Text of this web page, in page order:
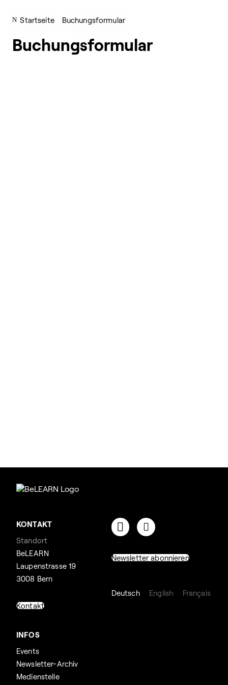
Startseite Buchungsformular
Buchungsformular
KONTAKT
Standort
BeLEARN
Laupenstrasse 19
3008 Bern
Kontakt
INFOS
Events
Newsletter-Archiv
Medienstelle
Newsletter abonnieren
Deutsch English Français